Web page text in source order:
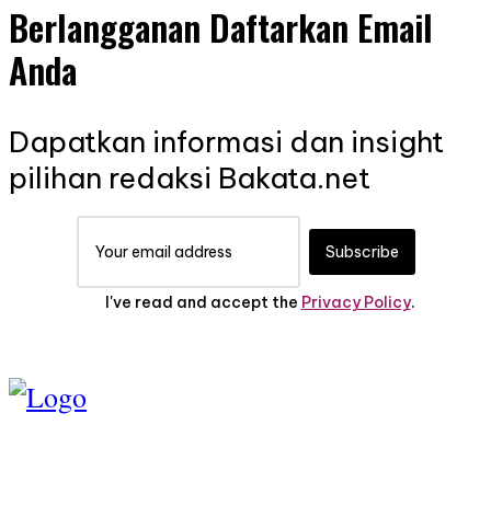
Berlangganan Daftarkan Email
Anda
Dapatkan informasi dan insight
pilihan redaksi Bakata.net
Subscribe
I've read and accept the Privacy Policy.